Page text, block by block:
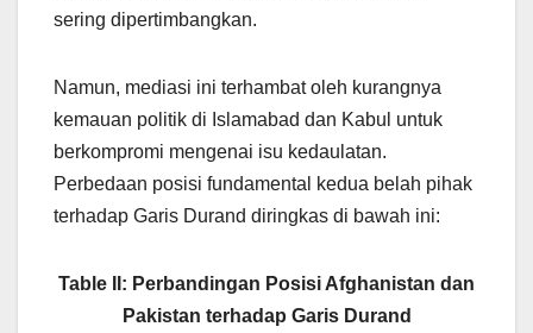
sering dipertimbangkan.
Namun, mediasi ini terhambat oleh kurangnya
kemauan politik di Islamabad dan Kabul untuk
berkompromi mengenai isu kedaulatan.
Perbedaan posisi fundamental kedua belah pihak
terhadap Garis Durand diringkas di bawah ini:
Table II: Perbandingan Posisi Afghanistan dan
Pakistan terhadap Garis Durand